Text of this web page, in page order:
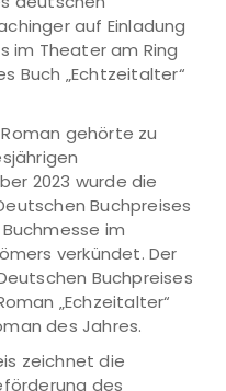
auf Einladung
im Theater am Ring
Buch „Echtzeitalter“
gehörte zu
2023 wurde die
Buchpreises
im
verkündet. Der
Buchpreises
„Echzeitalter“
des Jahres.
zeichnet die
des